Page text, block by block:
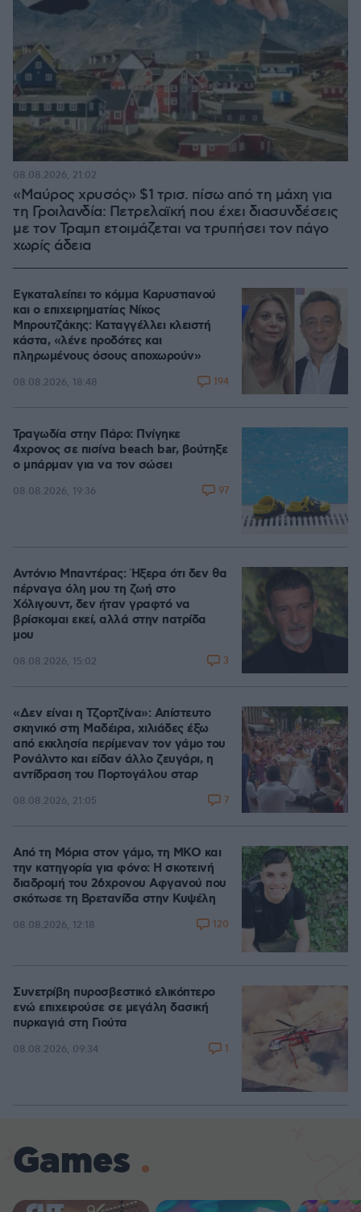
«Μαύρος χρυσός» $1 τρισ. πίσω από τη μάχη για
τη Γροιλανδία: Πετρελαϊκή που έχει διασυνδέσεις
με τον Τραμπ ετοιμάζεται να τρυπήσει τον πάγο
χωρίς άδεια
08.08.2026, 21:02
Εγκαταλείπει το κόμμα Καρυστιανού
και ο επιχειρηματίας Νίκος
Μπρουτζάκης: Καταγγέλλει κλειστή
κάστα, «λένε προδότες και
πληρωμένους όσους αποχωρούν»
08.08.2026, 18:48 194
Τραγωδία στην Πάρο: Πνίγηκε
4χρονος σε πισίνα beach bar, βούτηξε
ο μπάρμαν για να τον σώσει
08.08.2026, 19:36 97
Αντόνιο Μπαντέρας: Ήξερα ότι δεν θα
πέρναγα όλη μου τη ζωή στο
Χόλιγουντ, δεν ήταν γραφτό να
βρίσκομαι εκεί, αλλά στην πατρίδα
μου
08.08.2026, 15:02 3
«Δεν είναι η Τζορτζίνα»: Απίστευτο
σκηνικό στη Μαδέιρα, χιλιάδες έξω
από εκκλησία περίμεναν τον γάμο του
Ρονάλντο και είδαν άλλο ζευγάρι, η
αντίδραση του Πορτογάλου σταρ
08.08.2026, 21:05 7
Από τη Μόρια στον γάμο, τη ΜΚΟ και
την κατηγορία για φόνο: Η σκοτεινή
διαδρομή του 26χρονου Αφγανού που
σκότωσε τη Βρετανίδα στην Κυψέλη
08.08.2026, 12:18 120
Συνετρίβη πυροσβεστικό ελικόπτερο
ενώ επιχειρούσε σε μεγάλη δασική
πυρκαγιά στη Γιούτα
08.08.2026, 09:34 1
Games